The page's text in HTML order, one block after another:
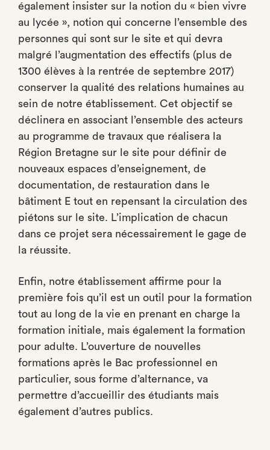
également insister sur la notion du « bien vivre
au lycée », notion qui concerne l’ensemble des
personnes qui sont sur le site et qui devra
malgré l’augmentation des effectifs (plus de
1300 élèves à la rentrée de septembre 2017)
conserver la qualité des relations humaines au
sein de notre établissement. Cet objectif se
déclinera en associant l’ensemble des acteurs
au programme de travaux que réalisera la
Région Bretagne sur le site pour définir de
nouveaux espaces d’enseignement, de
documentation, de restauration dans le
bâtiment E tout en repensant la circulation des
piétons sur le site. L’implication de chacun
dans ce projet sera nécessairement le gage de
la réussite.
Enfin, notre établissement affirme pour la
première fois qu’il est un outil pour la formation
tout au long de la vie en prenant en charge la
formation initiale, mais également la formation
pour adulte. L’ouverture de nouvelles
formations après le Bac professionnel en
particulier, sous forme d’alternance, va
permettre d’accueillir des étudiants mais
également d’autres publics.